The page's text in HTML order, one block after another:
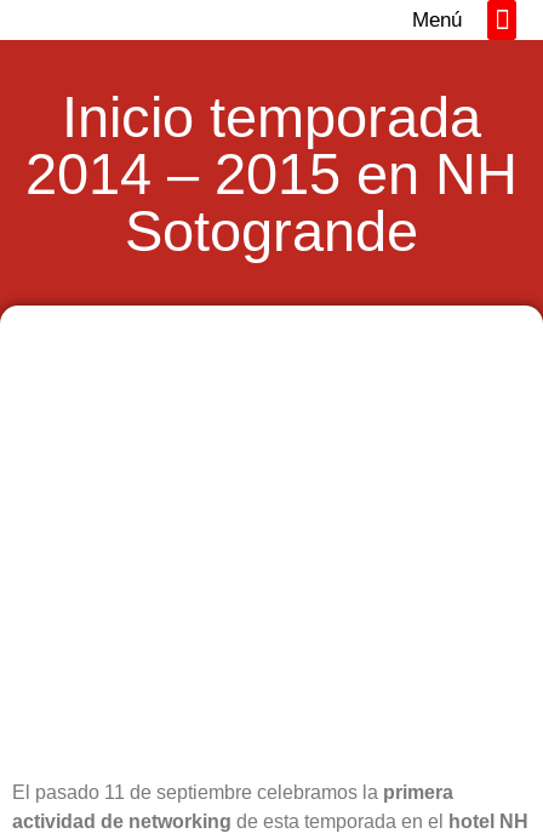
Menú
Inicio temporada
2014 – 2015 en NH
Sotogrande
El pasado 11 de septiembre celebramos la primera
actividad de networking de esta temporada en el
hotel NH